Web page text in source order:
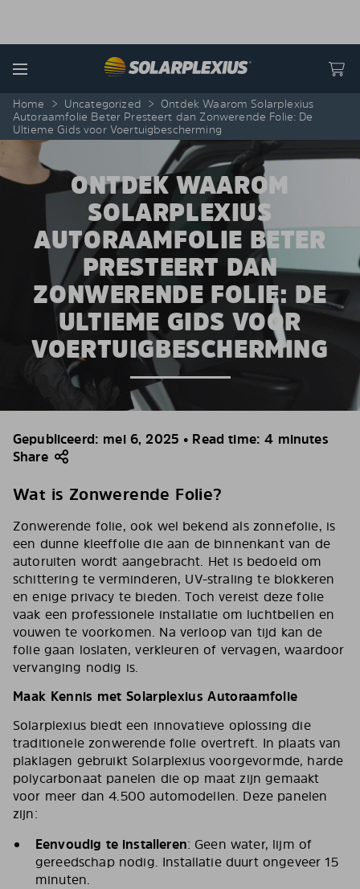
Menu
Home > Uncategorized > Ontdek Waarom Solarplexius
Autoraamfolie Beter Presteert dan Zonwerende Folie: De
Ultieme Gids voor Voertuigbescherming
ONTDEK WAAROM
SOLARPLEXIUS
AUTORAAMFOLIE BETER
PRESTEERT DAN
ZONWERENDE FOLIE: DE
ULTIEME GIDS VOOR
VOERTUIGBESCHERMING
Gepubliceerd: mei 6, 2025 • Read time: 4 minutes
Share
Wat is Zonwerende Folie?
Zonwerende folie, ook wel bekend als zonnefolie, is
een dunne kleeffolie die aan de binnenkant van de
autoruiten wordt aangebracht. Het is bedoeld om
schittering te verminderen, UV-straling te blokkeren
en enige privacy te bieden. Toch vereist deze folie
vaak een professionele installatie om luchtbellen en
vouwen te voorkomen. Na verloop van tijd kan de
folie gaan loslaten, verkleuren of vervagen, waardoor
vervanging nodig is.
Maak Kennis met Solarplexius Autoraamfolie
Solarplexius biedt een innovatieve oplossing die
traditionele zonwerende folie overtreft. In plaats van
plaklagen gebruikt Solarplexius voorgevormde, harde
polycarbonaat panelen die op maat zijn gemaakt
voor meer dan 4.500 automodellen. Deze panelen
zijn:
Eenvoudig te installeren: Geen water, lijm of
gereedschap nodig. Installatie duurt ongeveer 15
minuten.